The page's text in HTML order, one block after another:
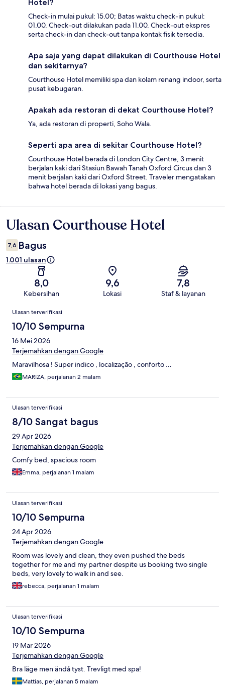
Hotel?
Check-in mulai pukul: 15.00; Batas waktu check-in pukul:
01.00. Check-out dilakukan pada 11.00. Check-out ekspres
serta check-in dan check-out tanpa kontak fisik tersedia.
Apa saja yang dapat dilakukan di Courthouse Hotel
dan sekitarnya?
Courthouse Hotel memiliki spa dan kolam renang indoor, serta
pusat kebugaran.
Apakah ada restoran di dekat Courthouse Hotel?
Ya, ada restoran di properti, Soho Wala.
Seperti apa area di sekitar Courthouse Hotel?
Courthouse Hotel berada di London City Centre, 3 menit
berjalan kaki dari Stasiun Bawah Tanah Oxford Circus dan 3
menit berjalan kaki dari Oxford Street. Traveler mengatakan
bahwa hotel berada di lokasi yang bagus.
Ulasan
Ulasan Courthouse Hotel
7,6 Bagus
1.001 ulasan
8,0
Kebersihan
9,6
Lokasi
7,8
Staf & layanan
Ulasan
Ulasan terverifikasi
10/10 Sempurna
16 Mei 2026
Terjemahkan dengan Google
Maravilhosa ! Super indico , localização , conforto …
MARIZA, perjalanan 2 malam
Ulasan terverifikasi
8/10 Sangat bagus
29 Apr 2026
Terjemahkan dengan Google
Comfy bed, spacious room
Emma, perjalanan 1 malam
Ulasan terverifikasi
10/10 Sempurna
24 Apr 2026
Terjemahkan dengan Google
Room was lovely and clean, they even pushed the beds
together for me and my partner despite us booking two single
beds, very lovely to walk in and see.
rebecca, perjalanan 1 malam
Ulasan terverifikasi
10/10 Sempurna
19 Mar 2026
Terjemahkan dengan Google
Bra läge men ändå tyst. Trevligt med spa!
Mattias, perjalanan 5 malam